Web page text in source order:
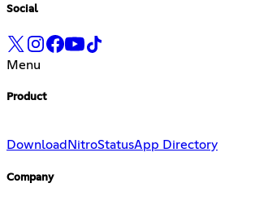
Social
Menu
Product
Download NitroStatusApp Directory
Company